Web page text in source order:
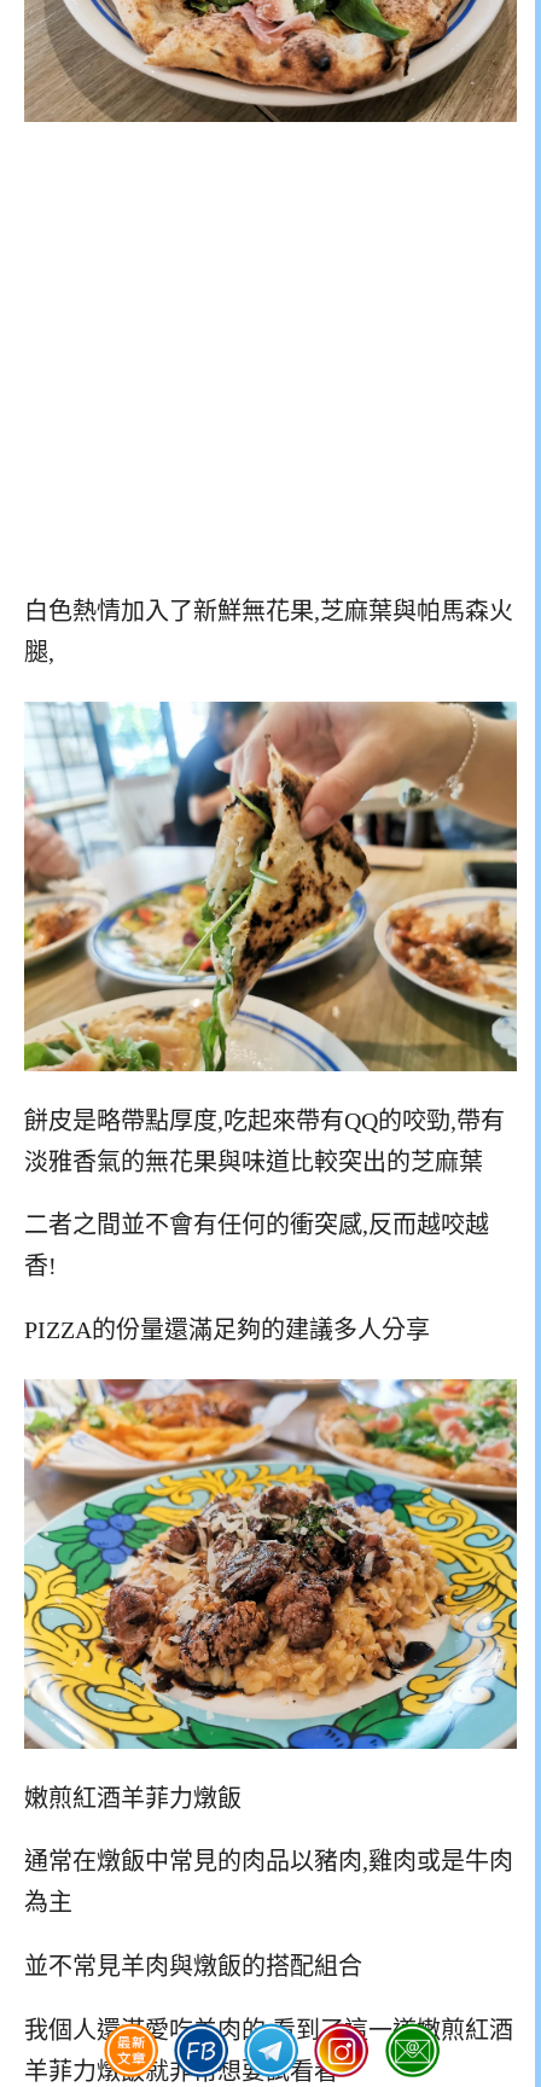
白色熱情加入了新鮮無花果,芝麻葉與帕馬森火
腿,
餅皮是略帶點厚度,吃起來帶有QQ的咬勁,帶有
淡雅香氣的無花果與味道比較突出的芝麻葉
二者之間並不會有任何的衝突感,反而越咬越
香!
PIZZA的份量還滿足夠的建議多人分享
嫩煎紅酒羊菲力燉飯
通常在燉飯中常見的肉品以豬肉,雞肉或是牛肉
為主
並不常見羊肉與燉飯的搭配組合
我個人還滿愛吃羊肉的,看到了這一道嫩煎紅酒
羊菲力燉飯就非常想要試看看